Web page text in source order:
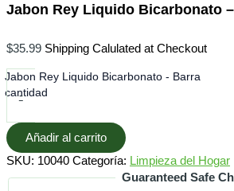
Jabon Rey Liquido Bicarbonato
$35.99 Shipping Calulated at Checkout
-
Jabon Rey Liquido Bicarbonato - Barra
cantidad
Añadir al carrito
SKU: 10040 Categoría: Limpieza del Hogar
Guaranteed Safe